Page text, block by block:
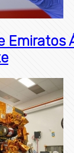
Emiratos